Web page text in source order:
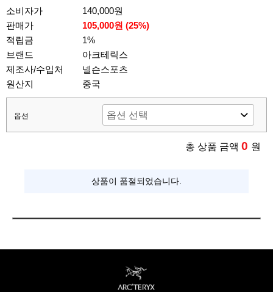
소비자가
140,000원
판매가
105,000원 (25%)
적립금
1%
브랜드
아크테릭스
제조사/수입처
넬슨스포츠
원산지
중국
옵션
총 상품 금액 0 원
상품이 품절되었습니다.